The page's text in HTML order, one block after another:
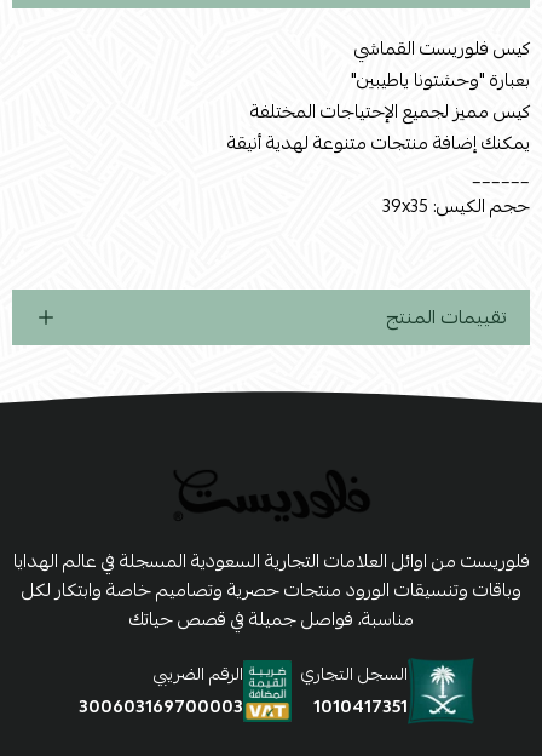
كيس فلوريست القماشي
بعبارة "وحشتونا ياطيبين"
كيس مميز لجميع الإحتياجات المختلفة
يمكنك إضافة منتجات متنوعة لهدية أنيقة
______
حجم الكيس: 39x35
تقييمات المنتج
فلوريست من اوائل العلامات التجارية السعودية المسجلة في عالم الهدايا
وباقات وتنسيقات الورود منتجات حصرية وتصاميم خاصة وابتكار لكل
مناسبة، فواصل جميلة في قصص حياتك
السجل التجاري
1010417351
الرقم الضريبي
300603169700003